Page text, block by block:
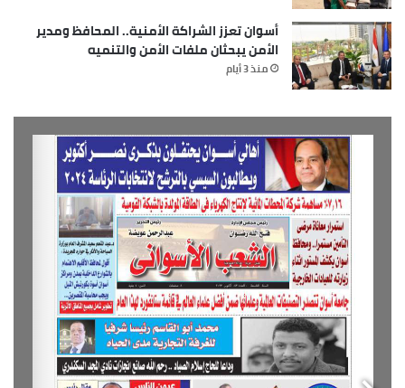
أسوان تعزز الشراكة الأمنية.. المحافظ ومدير
الأمن يبحثان ملفات الأمن والتنميه
منذ 3 أيام